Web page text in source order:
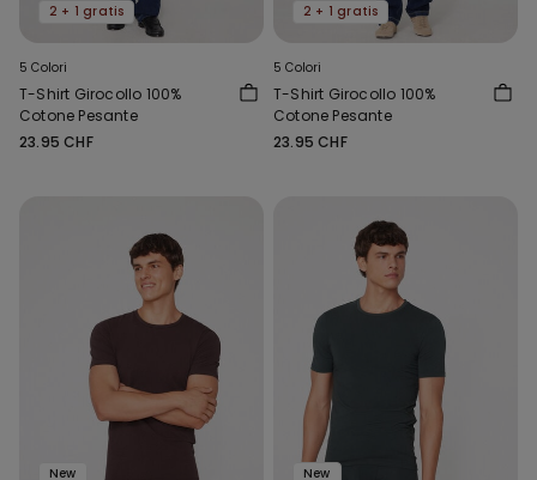
2 + 1 gratis
5 Colori
T-Shirt Girocollo 100%
Cotone Pesante
23.95 CHF
2 + 1 gratis
5 Colori
T-Shirt Girocollo 100%
Cotone Pesante
23.95 CHF
New
New